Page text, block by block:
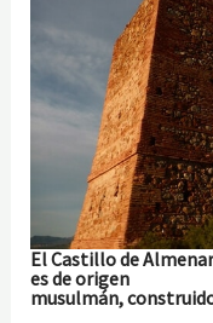
El Castillo de
es de origen
musulmán,